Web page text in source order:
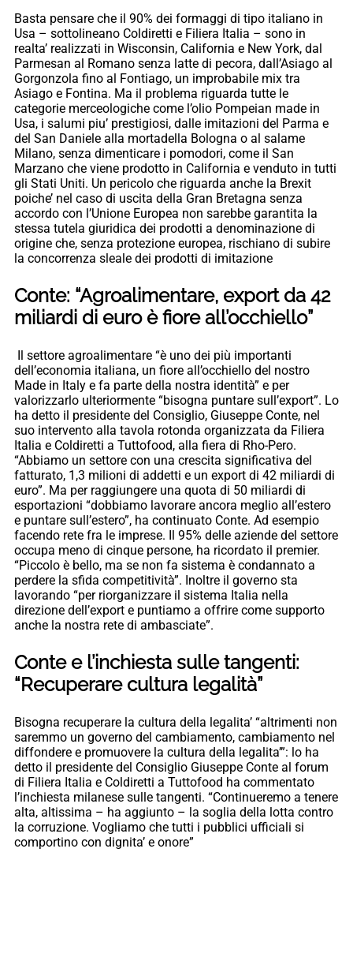
Basta pensare che il 90% dei formaggi di tipo italiano in
Usa – sottolineano Coldiretti e Filiera Italia – sono in
realta’ realizzati in Wisconsin, California e New York, dal
Parmesan al Romano senza latte di pecora, dall’Asiago al
Gorgonzola fino al Fontiago, un improbabile mix tra
Asiago e Fontina. Ma il problema riguarda tutte le
categorie merceologiche come l’olio Pompeian made in
Usa, i salumi piu’ prestigiosi, dalle imitazioni del Parma e
del San Daniele alla mortadella Bologna o al salame
Milano, senza dimenticare i pomodori, come il San
Marzano che viene prodotto in California e venduto in tutti
gli Stati Uniti. Un pericolo che riguarda anche la Brexit
poiche’ nel caso di uscita della Gran Bretagna senza
accordo con l’Unione Europea non sarebbe garantita la
stessa tutela giuridica dei prodotti a denominazione di
origine che, senza protezione europea, rischiano di subire
la concorrenza sleale dei prodotti di imitazione
Conte: “Agroalimentare, export da 42
miliardi di euro è fiore all’occhiello”
Il settore agroalimentare “è uno dei più importanti
dell’economia italiana, un fiore all’occhiello del nostro
Made in Italy e fa parte della nostra identità” e per
valorizzarlo ulteriormente “bisogna puntare sull’export”. Lo
ha detto il presidente del Consiglio, Giuseppe Conte, nel
suo intervento alla tavola rotonda organizzata da Filiera
Italia e Coldiretti a Tuttofood, alla fiera di Rho-Pero.
“Abbiamo un settore con una crescita significativa del
fatturato, 1,3 milioni di addetti e un export di 42 miliardi di
euro”. Ma per raggiungere una quota di 50 miliardi di
esportazioni “dobbiamo lavorare ancora meglio all’estero
e puntare sull’estero”, ha continuato Conte. Ad esempio
facendo rete fra le imprese. Il 95% delle aziende del settore
occupa meno di cinque persone, ha ricordato il premier.
“Piccolo è bello, ma se non fa sistema è condannato a
perdere la sfida competitività”. Inoltre il governo sta
lavorando “per riorganizzare il sistema Italia nella
direzione dell’export e puntiamo a offrire come supporto
anche la nostra rete di ambasciate”.
Conte e l’inchiesta sulle tangenti:
“Recuperare cultura legalità”
Bisogna recuperare la cultura della legalita’ “altrimenti non
saremmo un governo del cambiamento, cambiamento nel
diffondere e promuovere la cultura della legalita’”: lo ha
detto il presidente del Consiglio Giuseppe Conte al forum
di Filiera Italia e Coldiretti a Tuttofood ha commentato
l’inchiesta milanese sulle tangenti. “Continueremo a tenere
alta, altissima – ha aggiunto – la soglia della lotta contro
la corruzione. Vogliamo che tutti i pubblici ufficiali si
comportino con dignita’ e onore”